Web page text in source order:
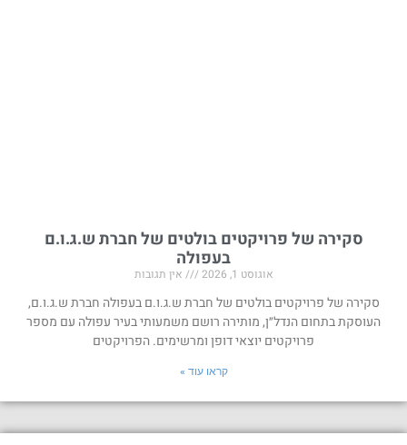
סקירה של פרויקטים בולטים של חברת ש.ג.ו.ם
בעפולה
אוגוסט 1, 2026 אין תגובות
סקירה של פרויקטים בולטים של חברת ש.ג.ו.ם בעפולה חברת ש.ג.ו.ם,
העוסקת בתחום הנדל״ן, מותירה רושם משמעותי בעיר עפולה עם מספר
פרויקטים יוצאי דופן ומרשימים. הפרויקטים
קראו עוד »